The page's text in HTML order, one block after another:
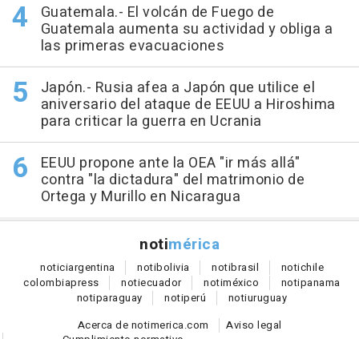
Guatemala.- El volcán de Fuego de
Guatemala aumenta su actividad y obliga a
las primeras evacuaciones
Japón.- Rusia afea a Japón que utilice el
aniversario del ataque de EEUU a Hiroshima
para criticar la guerra en Ucrania
EEUU propone ante la OEA "ir más allá"
contra "la dictadura" del matrimonio de
Ortega y Murillo en Nicaragua
notimérica
noticiargentina notibolivia notibrasil notichile
colombiapress notiecuador notiméxico notipanama
notiparaguay notiperú notiuruguay
Acerca de notimerica.com
Aviso legal